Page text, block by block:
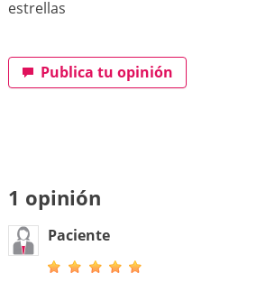
estrellas
Publica tu opinión
1 opinión
Paciente